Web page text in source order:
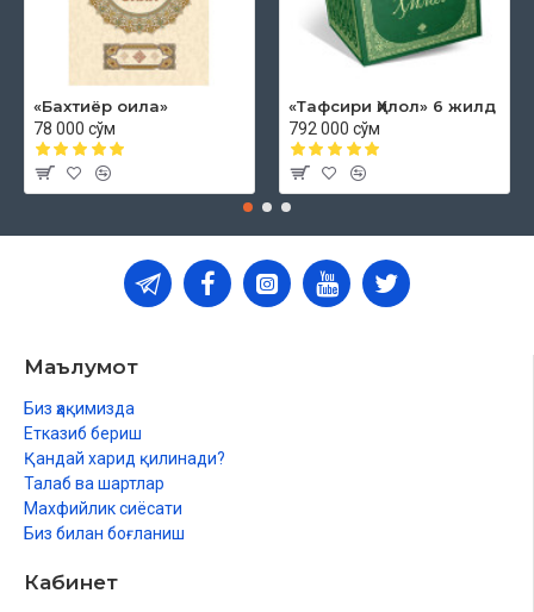
«Бахтиёр оила»
78 000 сўм
«Тафсири Ҳилол» 6 жилд
792 000 сўм
Маълумот
Биз ҳақимизда
Етказиб бериш
Қандай харид қилинади?
Талаб ва шартлар
Махфийлик сиёсати
Биз билан боғланиш
Кабинет